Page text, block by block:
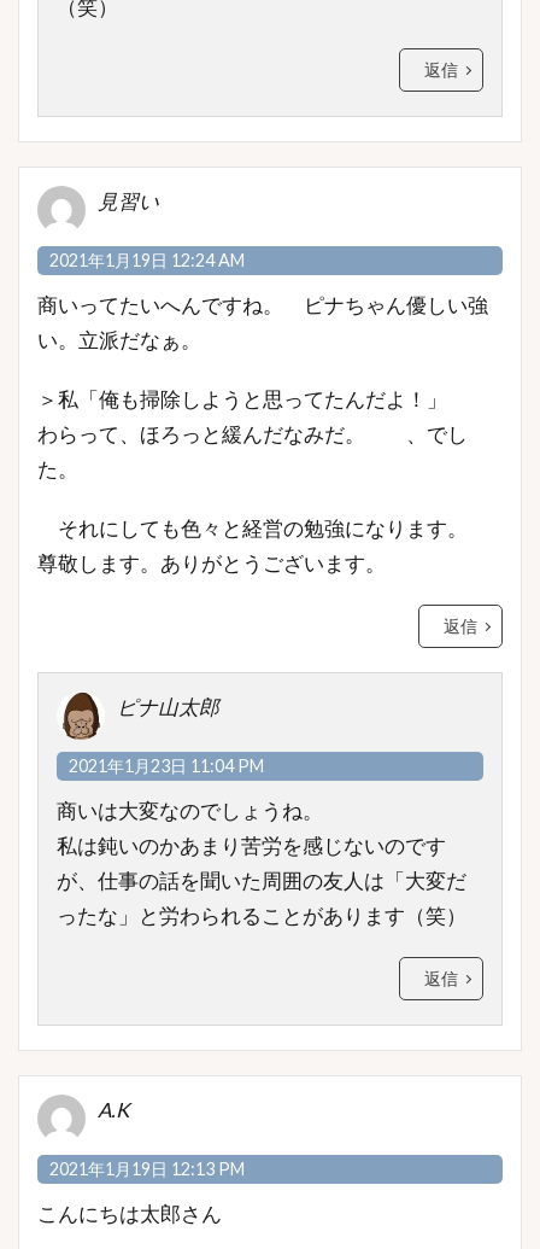
（笑）
返信
見習い
2021年1月19日 12:24 AM
商いってたいへんですね。 ピナちゃん優しい強
い。立派だなぁ。
＞私「俺も掃除しようと思ってたんだよ！」
わらって、ほろっと緩んだなみだ。 、でし
た。
それにしても色々と経営の勉強になります。
尊敬します。ありがとうございます。
返信
ピナ山太郎
2021年1月23日 11:04 PM
商いは大変なのでしょうね。
私は鈍いのかあまり苦労を感じないのです
が、仕事の話を聞いた周囲の友人は「大変だ
ったな」と労わられることがあります（笑）
返信
A.K
2021年1月19日 12:13 PM
こんにちは太郎さん